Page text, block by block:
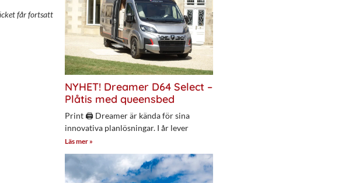
får fortsatt
NYHET! Dreamer D64 Select –
Plåtis med queensbed
Print 🖨 Dreamer är kända för sina
innovativa planlösningar. I år lever
Läs mer »